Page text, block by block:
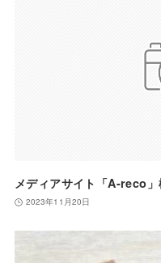
メディアサイト「A-reco」
2023年11月20日